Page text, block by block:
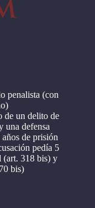
penalista (con
de un delito de
una defensa
de prisión
pedía 5
(art. 318 bis) y
bis)